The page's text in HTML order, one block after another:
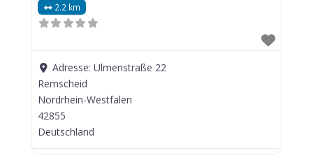
2.2 km
Adresse:Ulmenstraße 22
Remscheid
Nordrhein-Westfalen
42855
Deutschland